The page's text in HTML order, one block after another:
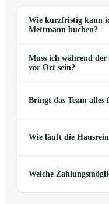
Wie kurzfristig kann
Mettmann buchen?
Muss ich während
vor Ort sein?
Bringt das Team
Wie läuft die
Welche